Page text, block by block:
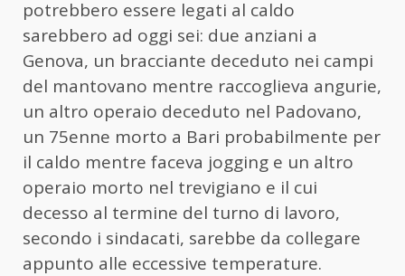
potrebbero essere legati al caldo
sarebbero ad oggi sei: due anziani a
Genova, un bracciante deceduto nei campi
del mantovano mentre raccoglieva angurie,
un altro operaio deceduto nel Padovano,
un 75enne morto a Bari probabilmente per
il caldo mentre faceva jogging e un altro
operaio morto nel trevigiano e il cui
decesso al termine del turno di lavoro,
secondo i sindacati, sarebbe da collegare
appunto alle eccessive temperature.